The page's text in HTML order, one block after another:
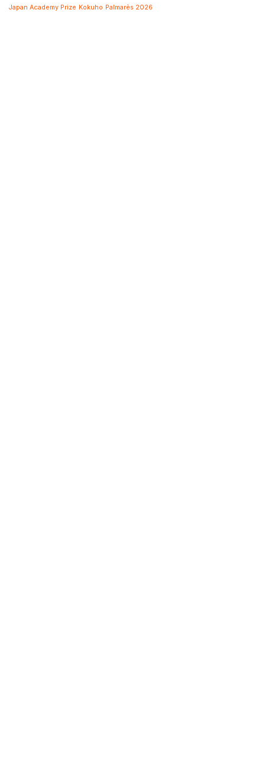
Japan Academy Prize Kokuho Palmarès 2026